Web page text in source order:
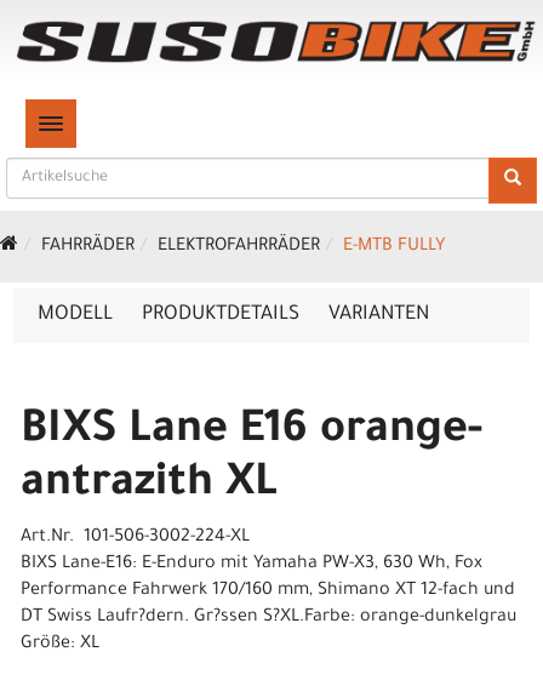
TOGGLE NAVIGATION
FAHRRÄDER ELEKTROFAHRRÄDER E-MTB FULLY
MODELL PRODUKTDETAILS VARIANTEN
BIXS Lane E16 orange-
antrazith XL
Art.Nr. 101-506-3002-224-XL
BIXS Lane-E16: E-Enduro mit Yamaha PW-X3, 630 Wh, Fox
Performance Fahrwerk 170/160 mm, Shimano XT 12-fach und
DT Swiss Laufr?dern. Gr?ssen S?XL.Farbe: orange-dunkelgrau
Größe: XL